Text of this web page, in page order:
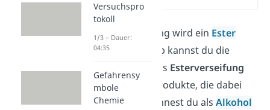
Bei einer Verseifung wird ein Ester
gespalten. Deshalb kannst du die
Verseifung auch als Esterverseifung
bezeichnen. Die Produkte, die dabei
entstehen, bezeichnest du alsAlkohol
Versuchspro
tokoll
1/3 – Dauer:
04:35
Gefahrensy
mbole
Chemie